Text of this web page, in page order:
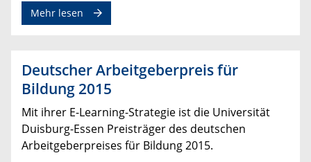
Mehr lesen
Deutscher Arbeitgeberpreis für
Bildung 2015
Mit ihrer E-Learning-Strategie ist die Universität
Duisburg-Essen Preisträger des deutschen
Arbeitgeberpreises für Bildung 2015.